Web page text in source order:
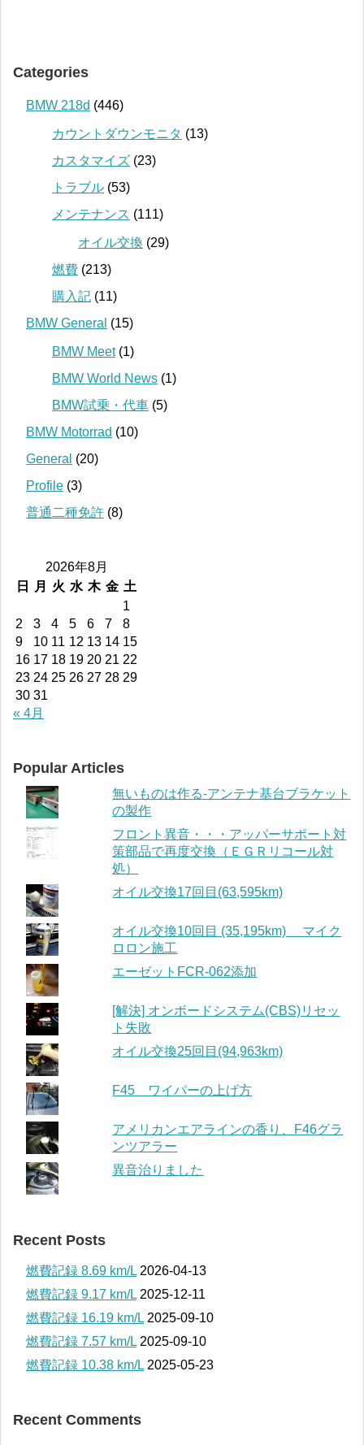
Categories
BMW 218d (446)
カウントダウンモニタ (13)
カスタマイズ (23)
トラブル (53)
メンテナンス (111)
オイル交換 (29)
燃費 (213)
購入記 (11)
BMW General (15)
BMW Meet(1)
BMW World News (1)
BMW試乗・代車 (5)
BMW Motorrad (10)
General (20)
Profile (3)
普通二種免許 (8)
2026年8月
日
月 火 水 木 金 土
1
2
3 4 5 6 7
8
9
10 11 12 13 14 15
16 17 18 19 20 21 22
23 24 25 26 27 28 29
30 31
« 4月
Popular Articles
無いものは作る-アンテナ基台ブラケット
の製作
フロント異音・・・アッパーサポート対
策部品で再度交換（ＥＧＲリコール対
処）
オイル交換17回目(63,595km)
オイル交換10回目 (35,195km) マイク
ロロン施工
エーゼットFCR-062添加
[解決] オンボードシステム(CBS)リセッ
ト失敗
オイル交換25回目(94,963km)
F45 ワイパーの上げ方
アメリカンエアラインの香り、F46グラ
ンツアラー
異音治りました
Recent Posts
燃費記録 8.69 km/L 2026-04-13
燃費記録 9.17 km/L 2025-12-11
燃費記録 16.19 km/L 2025-09-10
燃費記録 7.57 km/L 2025-09-10
燃費記録 10.38 km/L 2025-05-23
Recent Comments